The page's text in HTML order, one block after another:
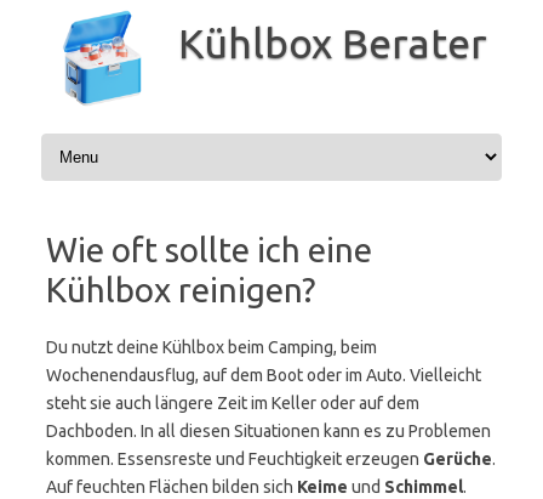
springen
Kühlbox Berater
Wie oft sollte ich eine
Kühlbox reinigen?
Du nutzt deine Kühlbox beim Camping, beim
Wochenendausflug, auf dem Boot oder im Auto. Vielleicht
steht sie auch längere Zeit im Keller oder auf dem
Dachboden. In all diesen Situationen kann es zu Problemen
kommen. Essensreste und Feuchtigkeit erzeugen Gerüche.
Auf feuchten Flächen bilden sich Keime und Schimmel.